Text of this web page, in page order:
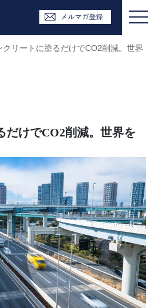
クリートに塗るだけでCO2削減。世界
だけでCO2削減。世界を